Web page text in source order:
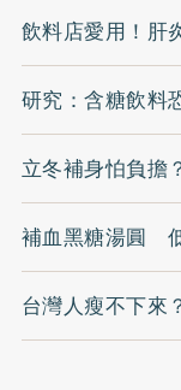
飲料店愛用！肝
研究：含糖飲料
立冬補身怕負擔
補血黑糖湯圓
台灣人瘦不下來